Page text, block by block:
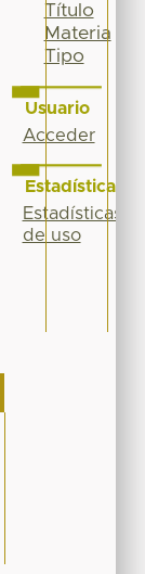
Título
Materia
Tipo
Usuario
Acceder
Estadísticas
Estadísticas
de uso